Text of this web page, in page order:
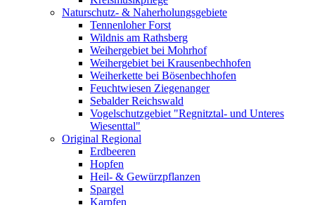
Naturschutz- & Naherholungsgebiete
Tennenloher Forst
Wildnis am Rathsberg
Weihergebiet bei Mohrhof
Weihergebiet bei Krausenbechhofen
Weiherkette bei Bösenbechhofen
Feuchtwiesen Ziegenanger
Sebalder Reichswald
Vogelschutzgebiet "Regnitztal- und Unteres
Wiesenttal"
Original Regional
Erdbeeren
Hopfen
Heil- & Gewürzpflanzen
Spargel
Karpfen